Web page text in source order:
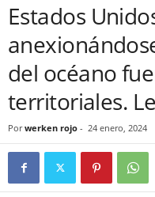
Estados
del océano
territoriales.
Por werken rojo - 24 enero, 2024